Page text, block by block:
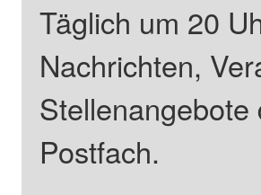
Täglich um 20
Nachrichten,
Postfach.